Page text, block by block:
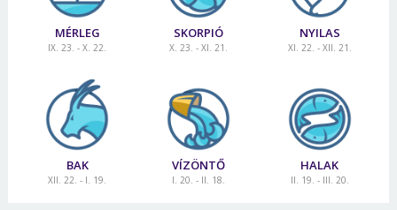
MÉRLEG
IX. 23. - X. 22.
SKORPIÓ
X. 23. - XI. 21.
NYILAS
XI. 22. - XII. 21.
BAK
XII. 22. - I. 19.
VÍZÖNTŐ
I. 20. - II. 18.
HALAK
II. 19. - III. 20.